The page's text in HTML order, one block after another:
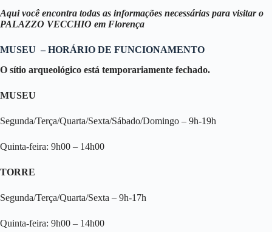
Aqui você encontra todas as informações necessárias para visitar o
PALAZZO VECCHIO em Florença
MUSEU – HORÁRIO DE FUNCIONAMENTO
O sítio arqueológico está temporariamente fechado.
MUSEU
Segunda/Terça/Quarta/Sexta/Sábado/Domingo – 9h-19h
Quinta-feira: 9h00 – 14h00
TORRE
Segunda/Terça/Quarta/Sexta – 9h-17h
Quinta-feira: 9h00 – 14h00